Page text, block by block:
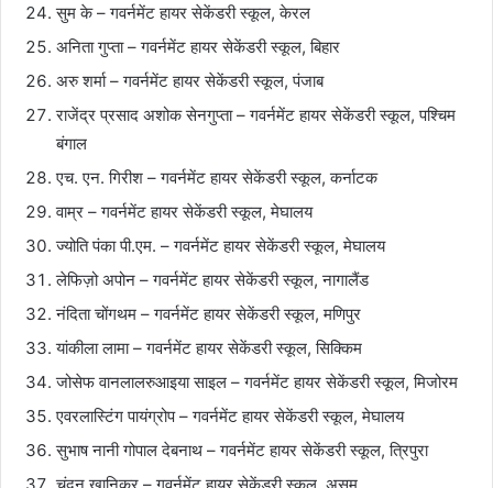
सुम के – गवर्नमेंट हायर सेकेंडरी स्कूल, केरल
अनिता गुप्ता – गवर्नमेंट हायर सेकेंडरी स्कूल, बिहार
अरु शर्मा – गवर्नमेंट हायर सेकेंडरी स्कूल, पंजाब
राजेंद्र प्रसाद अशोक सेनगुप्ता – गवर्नमेंट हायर सेकेंडरी स्कूल, पश्चिम
बंगाल
एच. एन. गिरीश – गवर्नमेंट हायर सेकेंडरी स्कूल, कर्नाटक
वाम्र – गवर्नमेंट हायर सेकेंडरी स्कूल, मेघालय
ज्योति पंका पी.एम. – गवर्नमेंट हायर सेकेंडरी स्कूल, मेघालय
लेफिज़ो अपोन – गवर्नमेंट हायर सेकेंडरी स्कूल, नागालैंड
नंदिता चोंगथम – गवर्नमेंट हायर सेकेंडरी स्कूल, मणिपुर
यांकीला लामा – गवर्नमेंट हायर सेकेंडरी स्कूल, सिक्किम
जोसेफ वानलालरुआइया साइल – गवर्नमेंट हायर सेकेंडरी स्कूल, मिजोरम
एवरलास्टिंग पायंग्रोप – गवर्नमेंट हायर सेकेंडरी स्कूल, मेघालय
सुभाष नानी गोपाल देबनाथ – गवर्नमेंट हायर सेकेंडरी स्कूल, त्रिपुरा
चंदन खानिकर – गवर्नमेंट हायर सेकेंडरी स्कूल, असम